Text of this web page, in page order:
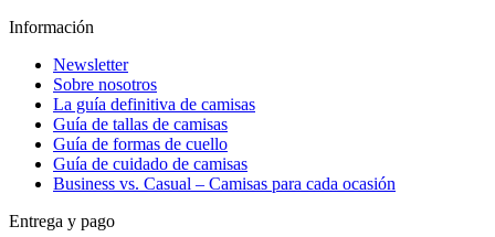
Información
Newsletter
Sobre nosotros
La guía definitiva de camisas
Guía de tallas de camisas
Guía de formas de cuello
Guía de cuidado de camisas
Business vs. Casual – Camisas para cada ocasión
Entrega y pago